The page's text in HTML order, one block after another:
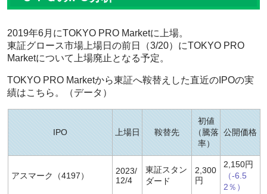
2019年6月にTOKYO PRO Marketに上場。
東証グロース市場上場日の前日（3/20）にTOKYO PRO
Marketについて上場廃止となる予定。
TOKYO PRO Marketから東証へ鞍替えした直近のIPOの実
績はこちら。（データ）
IPO 上場日 鞍替先
初値
騰落
率
公開価格
アスマーク（4197）
2023/
12/4
東証スタン
ダード
2,300
円
2,150円
（-6.5
2％）